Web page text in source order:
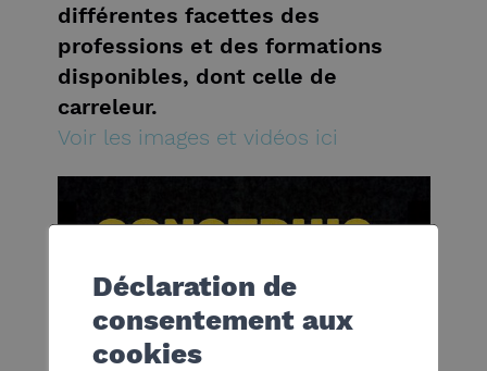
différentes facettes des
professions et des formations
disponibles, dont celle de
carreleur.
Voir les images et vidéos ici
Déclaration de
consentement aux
cookies